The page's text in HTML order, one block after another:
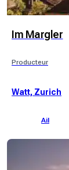
Im Margler
Producteur
Watt, Zurich
Ail